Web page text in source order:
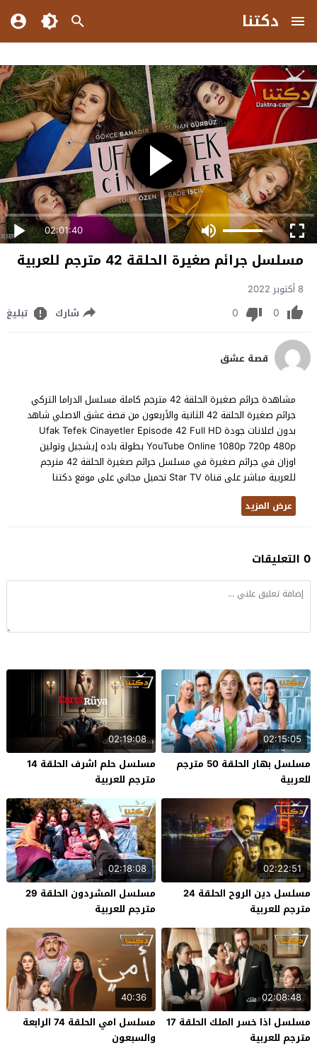
دكتنا
02:01:40
مسلسل جرائم صغيرة الحلقة 42 مترجم للعربية
8 أكتوبر 2022
0
0 شارك تبليغ
قصة عشق
مشاهدة جرائم صغيرة الحلقة 42 مترجم كاملة مسلسل الدراما التركي
جرائم صغيرة الحلقة 42 الثانية والأربعون من قصة عشق الاصلي شاهد
بدون اعلانات جودة Ufak Tefek Cinayetler Episode 42 Full HD
YouTube Online 1080p 720p 480p بطولة باده إيشجيل وتولين
اوزان في جرائم صغيرة في مسلسل جرائم صغيرة الحلقة 42 مترجم
للعربية مباشر على قناة Star TV تحميل مجاني على موقع دكتنا
عرض المزيد
0 التعليقات
02:15:05
مسلسل بهار الحلقة 50 مترجم
للعربية
02:19:08
مسلسل حلم اشرف الحلقة 14
مترجم للعربية
02:22:51
مسلسل دين الروح الحلقة 24
مترجم للعربية
02:18:08
مسلسل المشردون الحلقة 29
مترجم للعربية
02:08:48
مسلسل اذا خسر الملك الحلقة 17
مترجم للعربية
40:36
مسلسل امي الحلقة 74 الرابعة
والسبعون